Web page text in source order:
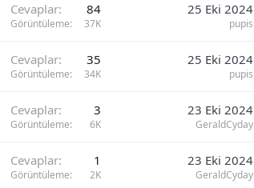
Cevaplar 84
Görüntüleme 37K
25 Eki 2024
pupis
Cevaplar 35
Görüntüleme 34K
25 Eki 2024
pupis
Cevaplar 3
Görüntüleme 6K
23 Eki 2024
GeraldCyday
Cevaplar 1
Görüntüleme 2K
23 Eki 2024
GeraldCyday